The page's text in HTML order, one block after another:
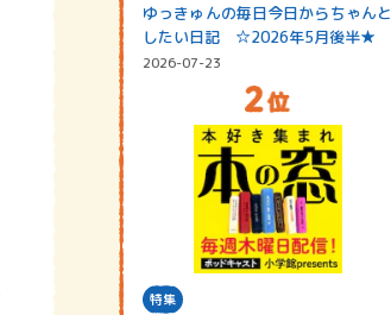
ゆっきゅんの毎日今日からちゃんと
したい日記 ☆2026年5月後半★
2026-07-23
特集